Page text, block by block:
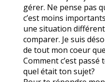
gérer. Ne pense pas
c’est moins
une situation
comparer. Je suis
de tout mon coeur
Comment c’est
quel était ton sujet?